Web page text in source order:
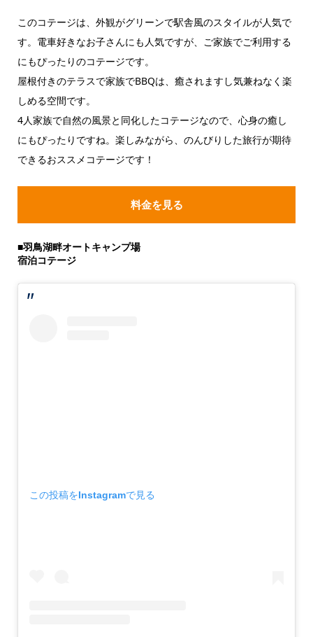
このコテージは、外観がグリーンで駅舎風のスタイルが人気で
す。電車好きなお子さんにも人気ですが、ご家族でご利用する
にもぴったりのコテージです。
屋根付きのテラスで家族でBBQは、癒されますし気兼ねなく楽
しめる空間です。
4人家族で自然の風景と同化したコテージなので、心身の癒し
にもぴったりですね。楽しみながら、のんびりした旅行が期待
できるおススメコテージです！
料金を見る
■羽鳥湖畔オートキャンプ場
宿泊コテージ
この投稿をInstagramで見る